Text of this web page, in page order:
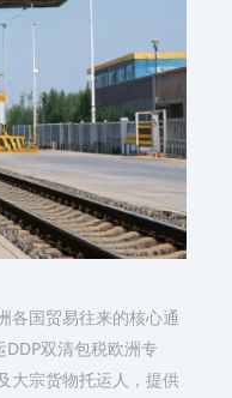
各国贸易往来的核心通
双清包税欧洲专
大宗货物托运人，提供